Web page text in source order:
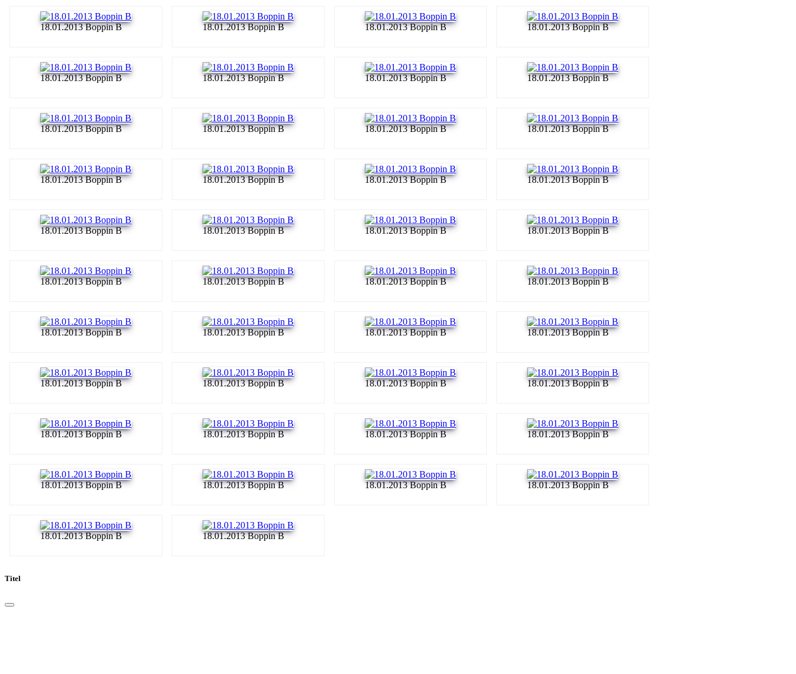
18.01.2013 Boppin B 18.01.2013 Boppin B 18.01.2013 Boppin B 18.01.2013 Boppin B
18.01.2013 Boppin B 18.01.2013 Boppin B 18.01.2013 Boppin B 18.01.2013 Boppin B
18.01.2013 Boppin B 18.01.2013 Boppin B 18.01.2013 Boppin B 18.01.2013 Boppin B
18.01.2013 Boppin B 18.01.2013 Boppin B 18.01.2013 Boppin B 18.01.2013 Boppin B
18.01.2013 Boppin B 18.01.2013 Boppin B 18.01.2013 Boppin B 18.01.2013 Boppin B
18.01.2013 Boppin B 18.01.2013 Boppin B 18.01.2013 Boppin B 18.01.2013 Boppin B
18.01.2013 Boppin B 18.01.2013 Boppin B 18.01.2013 Boppin B 18.01.2013 Boppin B
18.01.2013 Boppin B 18.01.2013 Boppin B 18.01.2013 Boppin B 18.01.2013 Boppin B
18.01.2013 Boppin B 18.01.2013 Boppin B 18.01.2013 Boppin B 18.01.2013 Boppin B
18.01.2013 Boppin B 18.01.2013 Boppin B 18.01.2013 Boppin B 18.01.2013 Boppin B
18.01.2013 Boppin B 18.01.2013 Boppin B
Titel